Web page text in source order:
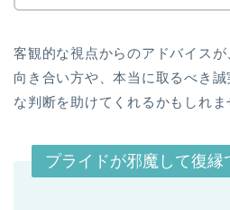
客観的な視点からのアドバイス
向き合い方や、本当に取るべき
な判断を助けてくれるかもしれま
プライドが邪魔して復